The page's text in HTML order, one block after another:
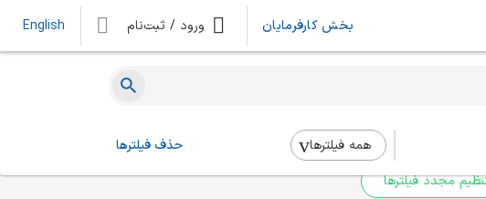
بخش کارفرمایان ورود / ثبت‌نام English
همه فیلتر‌ها حذف فیلترها از فیلترهای بالا استفاده کنید.
مجدد فیلترها